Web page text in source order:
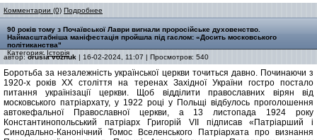
Комментарии (0) Подробнее
90 років тому з Почаївської Лаври вигнали проросійське духовенство.
Наймасштабніша маніфестація пройшла під гаслом: «Досить московського
політиканства"
Категория: Історія
автор:orusia voznuk | 16-02-2024, 11:07 | Просмотров: 540
Боротьба за незалежність української церкви точиться давно. Починаючи з
1920-х років ХХ століття на теренах Західної України гостро постало
питання українізації церкви. Щоб відділити православних вірян від
московського патріархату, у 1922 році у Польщі відбулось проголошення
автокефальної Православної церкви, а 13 листопада 1924 року
Константинопольський патріарх Григорій VII підписав «Патріарший і
Синодально-Канонічний Томос Вселенського Патріархата про визнання